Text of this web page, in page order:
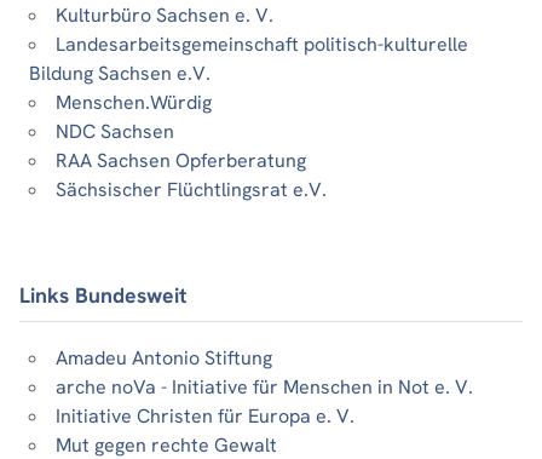
Kulturbüro Sachsen e. V.
Landesarbeitsgemeinschaft politisch-kulturelle
Bildung Sachsen e.V.
Menschen.Würdig
NDC Sachsen
RAA Sachsen Opferberatung
Sächsischer Flüchtlingsrat e.V.
Links Bundesweit
Amadeu Antonio Stiftung
arche noVa - Initiative für Menschen in Not e. V.
Initiative Christen für Europa e. V.
Mut gegen rechte Gewalt